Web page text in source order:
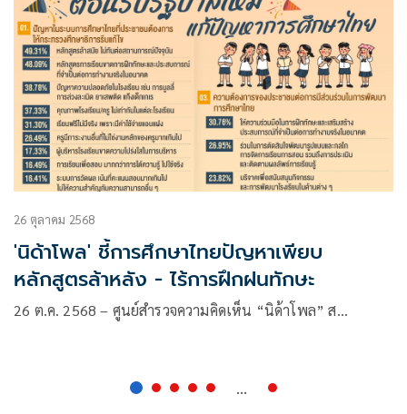
เลือกตั้งในภาคเหนือ (จำนวน 17 จังหวัด ประกอบด้วย เชียงใหม่
แม่ฮ่องสอน ลำปาง ลำพูน เชียงราย น่าน พะเยา แพร่ ตาก
พิษณุโลก เพชรบูรณ์ สุโขทัย อุตรดิตถ์ กำแพงเพชร นครสวรรค์
พิจิตร และอุทัยธานี
26 ตุลาคม 2568
'นิด้าโพล' ชี้การศึกษาไทยปัญหาเพียบ
หลักสูตรล้าหลัง - ไร้การฝึกฝนทักษะ
26 ต.ค. 2568 – ศูนย์สำรวจความคิดเห็น “นิด้าโพล” ส…
...